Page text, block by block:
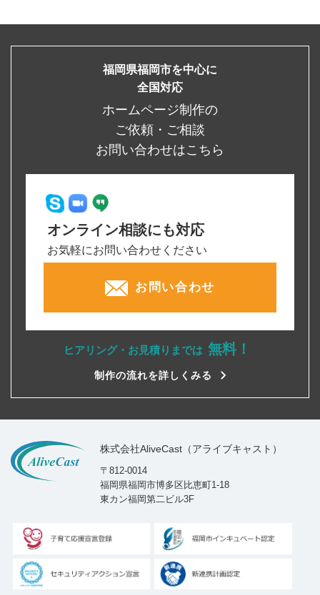
福岡県福岡市を中心に
全国対応
ホームページ制作の
ご依頼・ご相談
お問い合わせはこちら
オンライン相談にも対応
お気軽にお問い合わせください
お問い合わせ
ヒアリング・お見積りまでは 無料！
制作の流れを詳しくみる
株式会社AliveCast（アライブキャスト）
〒812-0014
福岡県福岡市博多区比恵町1-18
東カン福岡第二ビル3F